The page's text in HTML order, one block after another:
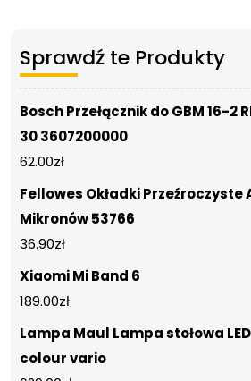
Sprawdź te Produkty
Bosch Przełącznik do GBM 16-2
30 3607200000
62.00zł
Fellowes Okładki Przeźroczyste
Mikronów 53766
36.90zł
Xiaomi Mi Band 6
189.00zł
Lampa Maul Lampa stołowa
colour vario